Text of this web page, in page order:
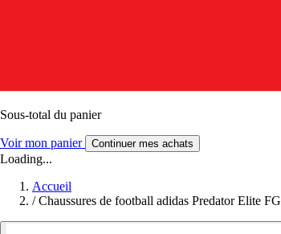
Sous-total du panier
Voir mon panier Continuer mes achats
Loading...
Accueil
/ Chaussures de football adidas Predator Elite FG